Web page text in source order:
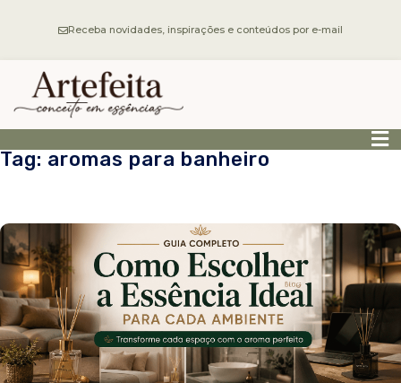
Receba novidades, inspirações e conteúdos por e-mail
Tag: aromas para banheiro